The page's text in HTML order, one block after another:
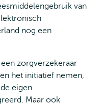
van
nog een
zorgverzekeraar
het initiatief nemen,
eigen
Maar ook